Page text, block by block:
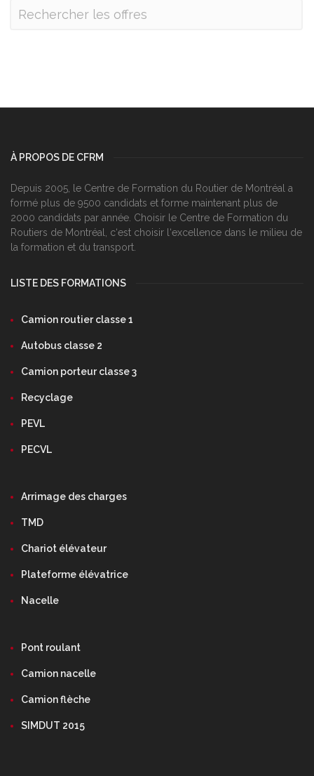
À PROPOS DE CFRM
Depuis 2005, le Centre de Formation du Routier de Montréal a
formé plus de 9500 candidats et forme maintenant plus de
2000 candidats par année. Choisir le Centre de Formation du
Routiers de Montréal, c‘est choisir l‘excellence dans le milieu de
la formation et du transport.
LISTE DES FORMATIONS
Camion routier classe 1
Autobus classe 2
Camion porteur classe 3
Recyclage
PEVL
PECVL
Arrimage des charges
TMD
Chariot élévateur
Plateforme élévatrice
Nacelle
Pont roulant
Camion nacelle
Camion flèche
SIMDUT 2015